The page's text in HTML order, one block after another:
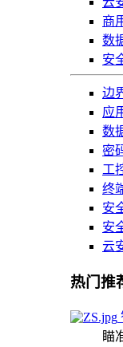
商
数
安
边
应
数
密
工
终
安
安
云
热门推
瞄